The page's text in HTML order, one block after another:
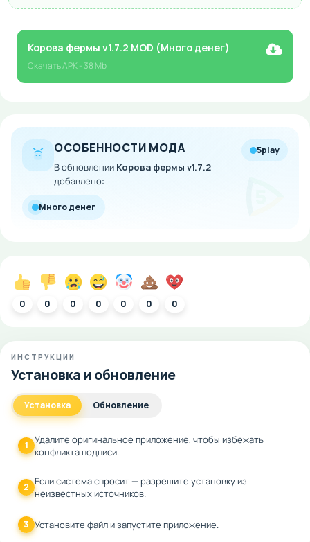
Корова фермы v1.7.2 MOD (Много денег)
СкачатьAPK- 38 Mb
ОСОБЕННОСТИ МОДА
В обновлении Корова фермы v1.7.2
добавлено:
5play
Много денег
0 0 0 0 0 0 0
ИНСТРУКЦИИ
Установка и обновление
Установка Обновление
1 Удалите оригинальное приложение, чтобы избежать
конфликта подписи.
2 Если система спросит — разрешите установку из
неизвестных источников.
3 Установите файл и запустите приложение.